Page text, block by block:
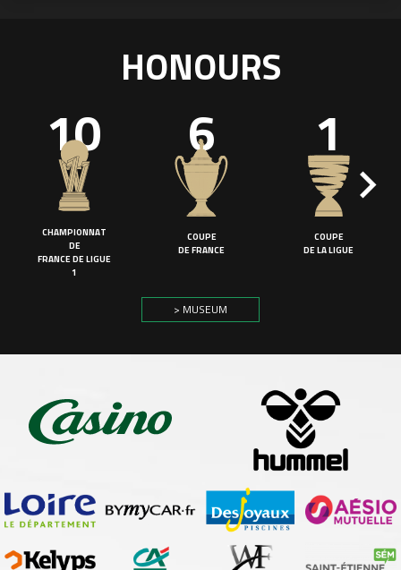
HONOURS
10
CHAMPIONNAT
DE
FRANCE DE LIGUE
1
6
COUPE
DE FRANCE
1
COUPE
DE LA LIGUE
> MUSEUM